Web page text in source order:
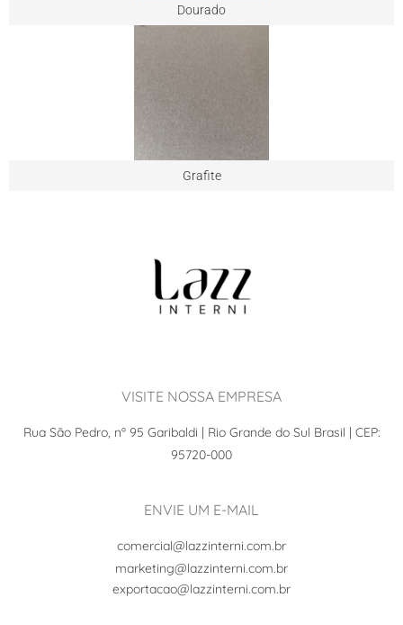
Dourado
Grafite
VISITE NOSSA EMPRESA
Rua São Pedro, nº 95 Garibaldi | Rio Grande do Sul Brasil | CEP:
95720-000
ENVIE UM E-MAIL
comercial@lazzinterni.com.br
marketing@lazzinterni.com.br
exportacao@lazzinterni.com.br